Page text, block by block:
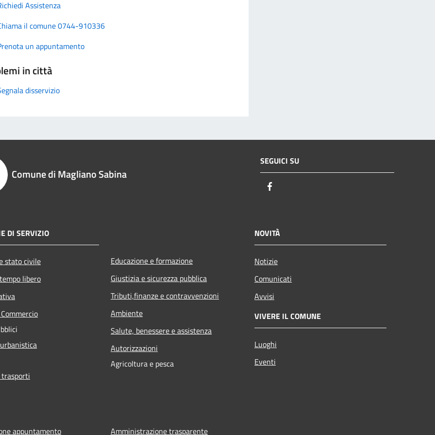
Assistenza
il comune 0744-910336
un appuntamento
in città
disservizio
Comune di Magliano Sabina
SEGUICI SU
DI SERVIZIO
stato civile
libero
Educazione e formazione
Giustizia e sicurezza pubblica
Tributi,finanze e contravvenzioni
Ambiente
Salute, benessere e assistenza
Autorizzazioni
Agricoltura e pesca
NOVITÀ
Notizie
Comunicati
Avvisi
VIVERE IL COMUNE
Luoghi
Eventi
appuntamento Amministrazione trasparente